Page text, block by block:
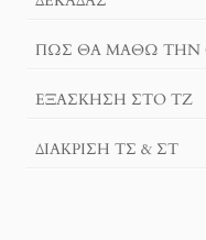
ΠΏΣ ΘΑ ΜΆΘΩ ΤΗΝ
ΕΞΆΣΚΗΣΗ ΣΤΟ ΤΖ
ΔΙΆΚΡΙΣΗ ΤΣ & ΣΤ